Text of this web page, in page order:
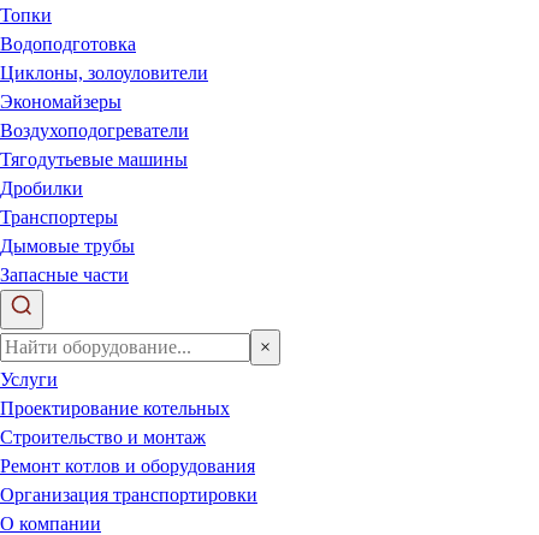
Топки
Водоподготовка
Циклоны, золоуловители
Экономайзеры
Воздухоподогреватели
Тягодутьевые машины
Дробилки
Транспортеры
Дымовые трубы
Запасные части
×
Услуги
Проектирование котельных
Строительство и монтаж
Ремонт котлов и оборудования
Организация транспортировки
О компании